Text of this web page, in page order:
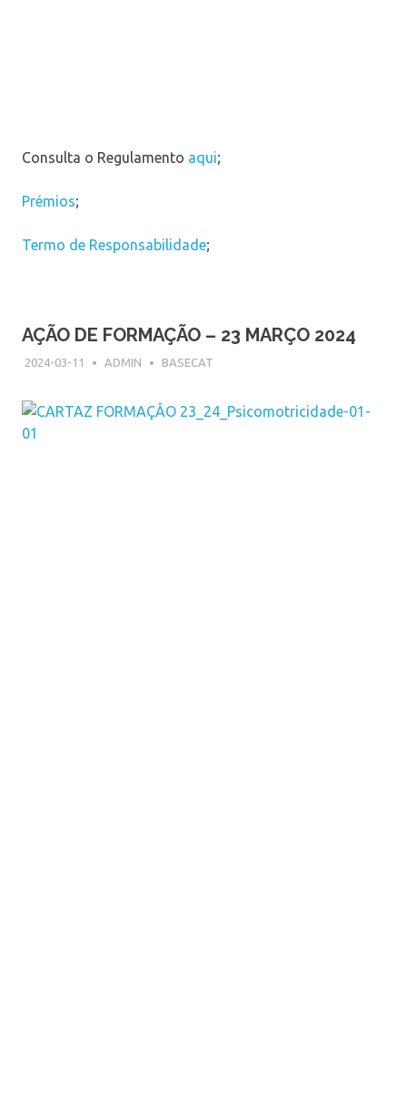
Consulta o Regulamento aqui;
Prémios;
Termo de Responsabilidade;
AÇÃO DE FORMAÇÃO – 23 MARÇO 2024
2024-03-11 ADMIN BASECAT